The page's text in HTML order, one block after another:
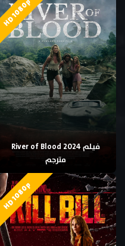
HD 1080p
فيلم River of Blood 2024
مترجم
HD 1080p